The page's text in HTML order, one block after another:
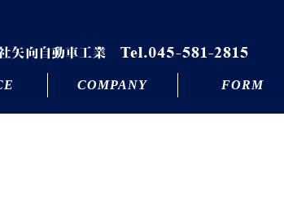
COMPANY FORM